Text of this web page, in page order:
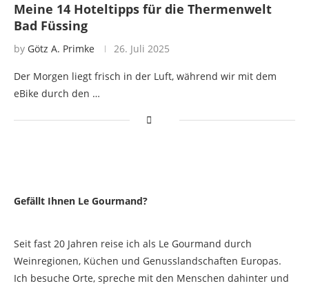
Meine 14 Hoteltipps für die Thermenwelt
Bad Füssing
by Götz A. Primke 26. Juli 2025
Der Morgen liegt frisch in der Luft, während wir mit dem
eBike durch den …
Gefällt Ihnen Le Gourmand?
Seit fast 20 Jahren reise ich als Le Gourmand durch
Weinregionen, Küchen und Genusslandschaften Europas.
Ich besuche Orte, spreche mit den Menschen dahinter und